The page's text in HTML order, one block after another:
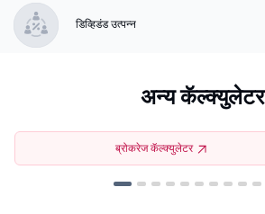
डिव्हिडंड उत्पन्न
अन्य कॅल्क्युलेटर
ब्रोकरेज कॅल्क्युलेटर